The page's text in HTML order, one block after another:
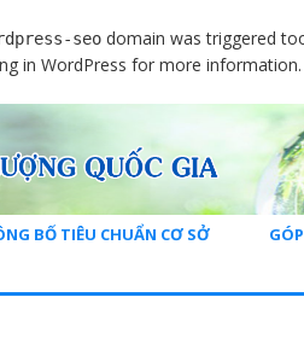
seo domain was triggered
in WordPress for more information.
BỐ TIÊU CHUẨN CƠ SỞ